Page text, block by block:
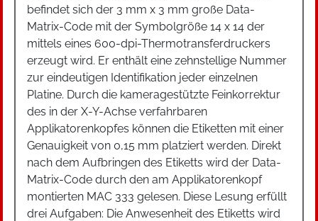
befindet sich der 3 mm x 3 mm große Data-
Matrix-Code mit der Symbolgröße 14 x 14 der
mittels eines 600-dpi-Thermotransferdruckers
erzeugt wird. Er enthält eine zehnstellige Nummer
zur eindeutigen Identifikation jeder einzelnen
Platine. Durch die kameragestützte Feinkorrektur
des in der X-Y-Achse verfahrbaren
Applikatorenkopfes können die Etiketten mit einer
Genauigkeit von 0,15 mm platziert werden. Direkt
nach dem Aufbringen des Etiketts wird der Data-
Matrix-Code durch den am Applikatorenkopf
montierten MAC 333 gelesen. Diese Lesung erfüllt
drei Aufgaben: Die Anwesenheit des Etiketts wird